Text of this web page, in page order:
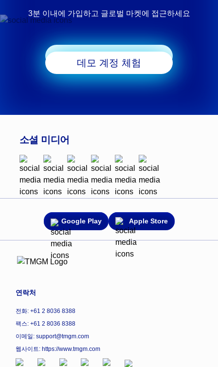
3분 이내에 가입하고 글로벌 마켓에 접근하세요
데모 계정 체험
소셜 미디어
Google Play Apple Store
연락처
전화: +61 2 8036 8388
팩스: +61 2 8036 8388
이메일: support@tmgm.com
웹사이트: https://www.tmgm.com